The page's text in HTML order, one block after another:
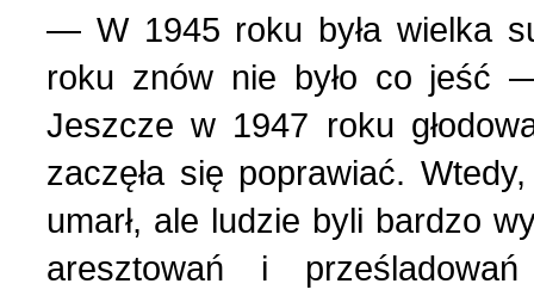
— W 1945 roku była wielka
roku znów nie było co jeść
Jeszcze w 1947 roku
zaczęła się poprawiać.
umarł, ale ludzie byli bardzo
aresztowań i